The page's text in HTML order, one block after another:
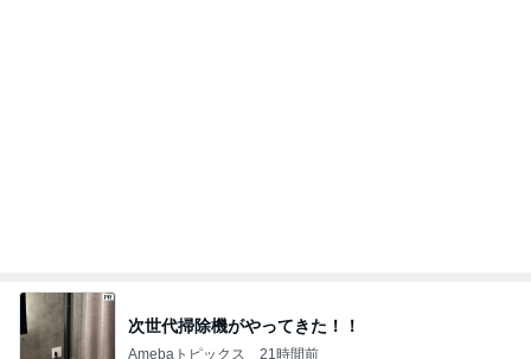
次世代掃除機がやってきた！！
Amebaトピックス 21時間前